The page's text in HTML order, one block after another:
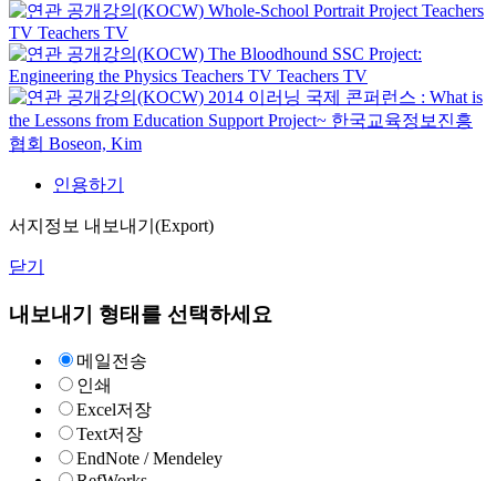
Whole-School Portrait Project Teachers
TV Teachers TV
The Bloodhound SSC Project:
Engineering the Physics Teachers TV Teachers TV
2014 이러닝 국제 콘퍼런스 : What is
the Lessons from Education Support Project~ 한국교육정보진흥
협회 Boseon, Kim
인용하기
서지정보 내보내기(Export)
닫기
내보내기 형태를 선택하세요
메일전송
인쇄
Excel저장
Text저장
EndNote / Mendeley